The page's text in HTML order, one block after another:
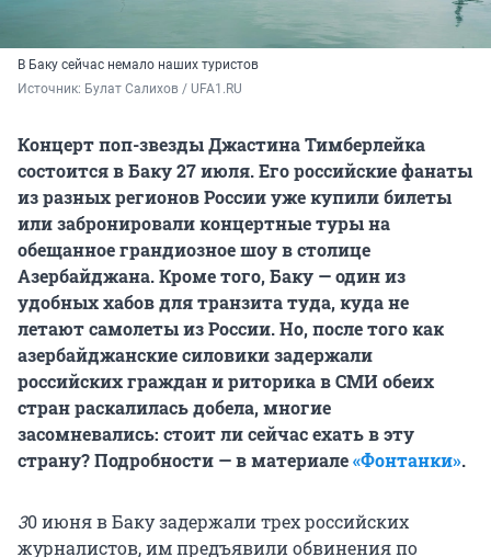
В Баку сейчас немало наших туристов
Источник: Булат Салихов / UFA1.RU
Концерт поп-звезды Джастина Тимберлейка
состоится в Баку 27 июля. Его российские фанаты
из разных регионов России уже купили билеты
или забронировали концертные туры на
обещанное грандиозное шоу в столице
Азербайджана. Кроме того, Баку — один из
удобных хабов для транзита туда, куда не
летают самолеты из России. Но, после того как
азербайджанские силовики задержали
российских граждан и риторика в СМИ обеих
стран раскалилась добела, многие
засомневались: стоит ли сейчас ехать в эту
страну? Подробности — в материале«Фонтанки».
30 июня в Баку задержали трех российских
журналистов, им предъявили обвинения по